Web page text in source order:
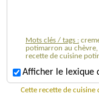
Mots clés / tags :
potimarron au
recette de cuisine
Afficher le lexique
Cette recette de cuisine